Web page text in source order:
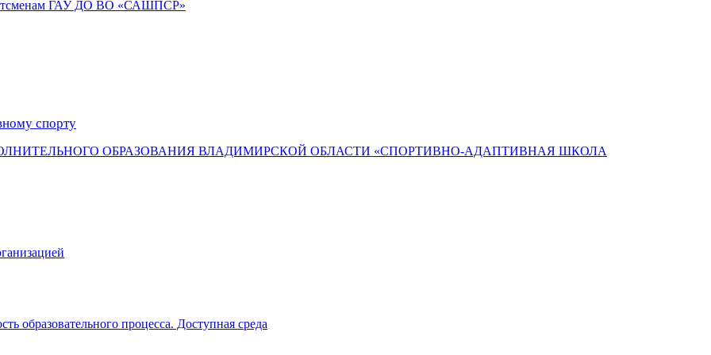
ГАУ ДО ВО «САШПСР»
спорту
ОБРАЗОВАНИЯ ВЛАДИМИРСКОЙ ОБЛАСТИ «СПОРТИВНО-АДАПТИВНАЯ ШКОЛА
образовательного процесса. Доступная среда